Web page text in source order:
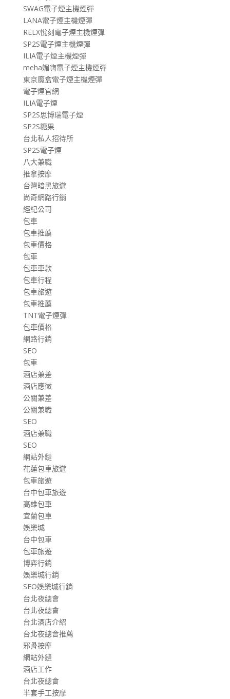
SWAG電子煙主機煙彈
LANA電子煙主機煙彈
RELX悅刻電子煙主機煙彈
SP2S電子煙主機煙彈
ILIA電子煙主機煙彈
meha媚嗨電子煙主機煙彈
東京魔盒電子煙主機煙彈
電子煙官網
ILIA電子煙
SP2S思博瑞電子煙
SP2S糖果
台北私人招待所
SP2S電子煙
八大兼職
推拿按摩
台灣暗黑旅遊
尚奇網路行銷
經紀公司
包車
包車推薦
包車價格
包車
包車車款
包車行程
包車旅遊
包車推薦
TNT電子煙彈
包車價格
網路行銷
SEO
包車
酒店兼差
酒店應徵
公關兼差
公關兼職
SEO
酒店兼職
SEO
網站外鏈
花蓮包車旅遊
包車旅遊
台中包車旅遊
高雄包車
宜蘭包車
娛樂城
台中包車
包車旅遊
博弈行銷
娛樂城行銷
SEO娛樂城行銷
台北夜總會
台北夜總會
台北酒店介紹
台北夜總會推薦
邪骨按摩
網站外鏈
酒店工作
台北夜總會
半套手工按摩